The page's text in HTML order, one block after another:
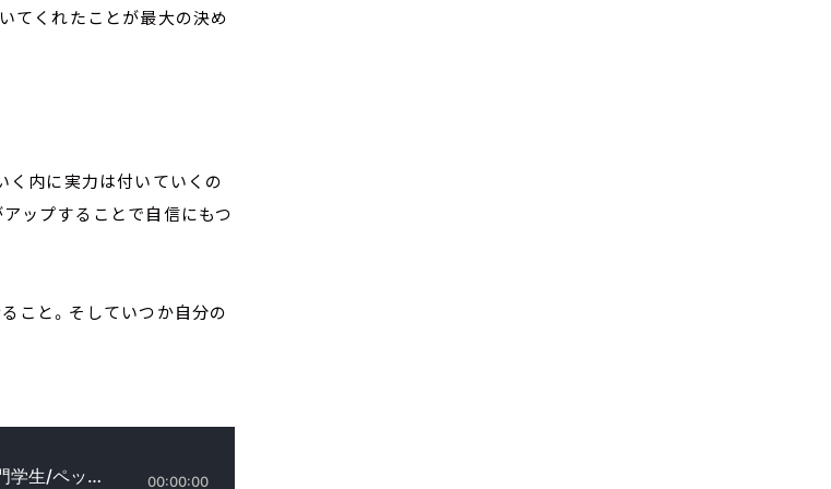
てくれたことが最大の決め
く内に実力は付いていくの
ップすることで自信にもつ
こと。そしていつか自分の